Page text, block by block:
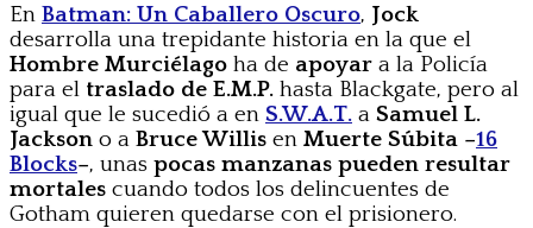
En Batman: Un Caballero Oscuro, Jock
desarrolla una trepidante historia en la que el
Hombre Murciélago ha de apoyar a la Policía
para el traslado de E.M.P. hasta Blackgate, pero al
igual que le sucedió a en S.W.A.T. a Samuel L.
Jackson o a Bruce Willis en Muerte Súbita –16
Blocks–, unas pocas manzanas pueden resultar
mortales cuando todos los delincuentes de
Gotham quieren quedarse con el prisionero.